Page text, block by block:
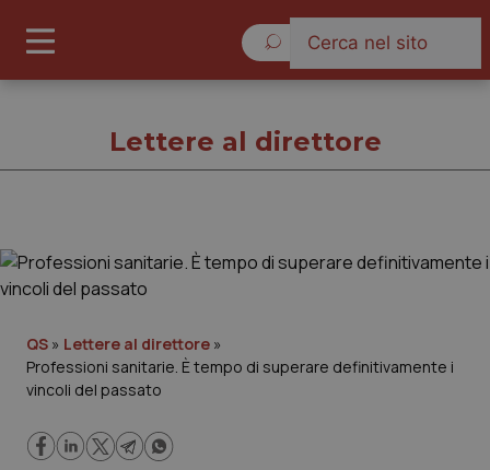
Governo e Parlamento
Regioni e Asl
Lettere al direttore
QS » Lettere al direttore »
Professioni sanitarie. È tempo di superare definitivamente i
vincoli del passato